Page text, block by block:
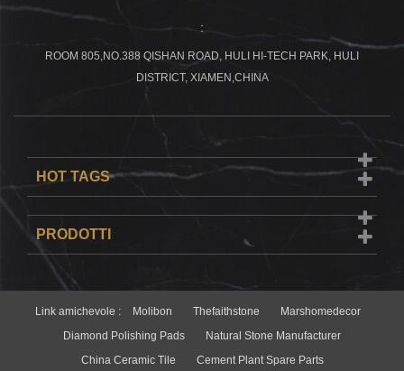
:
ROOM 805,NO.388 QISHAN ROAD, HULI HI-TECH PARK, HULI
DISTRICT, XIAMEN,CHINA
HOT TAGS
PRODOTTI
Link amichevole : Molibon Thefaithstone
Marshomedecor
Diamond Polishing Pads
Natural Stone Manufacturer
China Ceramic Tile
Cement Plant Spare Parts